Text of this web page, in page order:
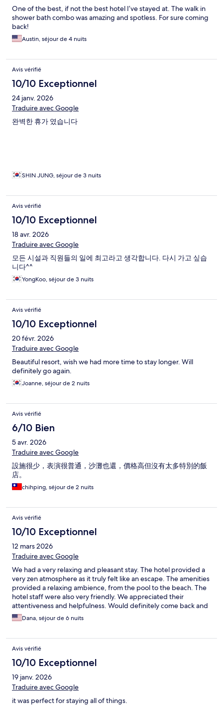
One of the best, if not the best hotel I’ve stayed at. The walk in
shower bath combo was amazing and spotless. For sure coming
back!
Austin, séjour de 4 nuits
Avis vérifié
10/10 Exceptionnel
24 janv. 2026
Traduire avec Google
완벽한 휴가 였습니다
SHIN JUNG, séjour de 3 nuits
Avis vérifié
10/10 Exceptionnel
18 avr. 2026
Traduire avec Google
모든 시설과 직원들의 일에 최고라고 생각합니다. 다시 가고 싶습
니다^^
YongKoo, séjour de 3 nuits
Avis vérifié
10/10 Exceptionnel
20 févr. 2026
Traduire avec Google
Beautiful resort, wish we had more time to stay longer. Will
definitely go again.
Joanne, séjour de 2 nuits
Avis vérifié
6/10 Bien
5 avr. 2026
Traduire avec Google
設施很少，表演很普通，沙灘也還，價格高但沒有太多特別的飯
店。
chihping, séjour de 2 nuits
Avis vérifié
10/10 Exceptionnel
12 mars 2026
Traduire avec Google
We had a very relaxing and pleasant stay. The hotel provided a
very zen atmosphere as it truly felt like an escape. The amenities
provided a relaxing ambience, from the pool to the beach. The
hotel staff were also very friendly. We appreciated their
attentiveness and helpfulness. Would definitely come back and
stay here again.
Dana, séjour de 6 nuits
Avis vérifié
10/10 Exceptionnel
19 janv. 2026
Traduire avec Google
it was perfect for staying all of things.